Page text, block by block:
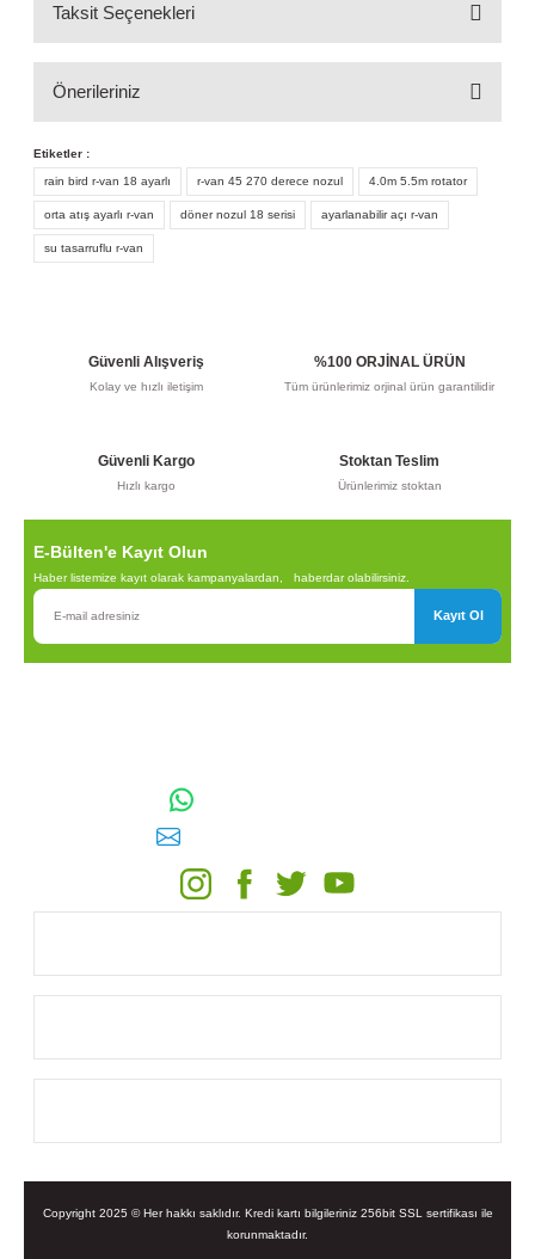
Taksit Seçenekleri
Önerileriniz
Bu ürünün fiyat bilgisi, resim, ürün açıklamalarında ve
diğer konularda yetersiz gördüğünüz noktaları öneri
formunu kullanarak tarafımıza iletebilirsiniz.
Görüş ve önerileriniz için teşekkür ederiz.
Ürün fiyatı diğer sitelerden daha pahalı.
Gönder
Etiketler :
rain bird r-van 18 ayarlı r-van 45 270 derece nozul 4.0m 5.5m rotator
orta atış ayarlı r-van döner nozul 18 serisi ayarlanabilir açı r-van
su tasarruflu r-van
Güvenli Alışveriş
Kolay ve hızlı iletişim
%100 ORJİNAL ÜRÜN
Tüm ürünlerimiz orjinal ürün garantilidir
Güvenli Kargo
Hızlı kargo
Stoktan Teslim
Ürünlerimiz stoktan
E-Bülten'e Kayıt Olun
Haber listemize kayıt olarak kampanyalardan, haberdar olabilirsiniz.
Kayıt Ol
Copyright 2025 © Her hakkı saklıdır. Kredi kartı bilgileriniz 256bit SSL sertifikası ile
korunmaktadır.